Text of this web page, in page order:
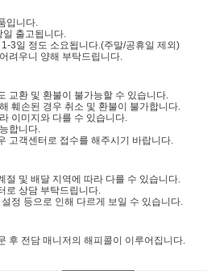
입니다.
출고됩니다.
3일 정도 소요됩니다.(주말/공휴일 제외)
려우니 양해 부탁드립니다.
교환 및 환불이 불가능할 수 있습니다.
훼손된 경우 취소 및 환불이 불가합니다.
이미지와 다를 수 있습니다.
합니다.
고객센터로 접수를 해주시기 바랍니다.
및 배달 지역에 따라 다를 수 있습니다.
로 상담 부탁드립니다.
정 등으로 인해 다르게 보일 수 있습니다.
후 전담 매니저의 해피콜이 이루어집니다.